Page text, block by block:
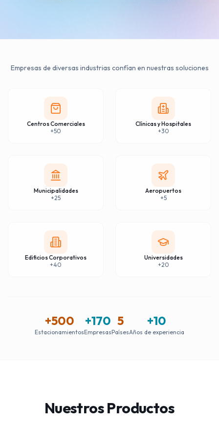
Empresas de diversas industrias confían en nuestras soluciones
Centros Comerciales
+50
Clínicas y Hospitales
+30
Municipalidades
+25
Aeropuertos
+5
Edificios Corporativos
+40
Universidades
+20
+500
Estacionamientos
+170
Empresas
5
Países
+10
Años de experiencia
Nuestros Productos